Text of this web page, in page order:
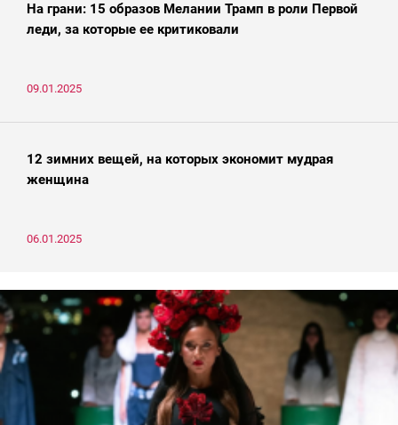
На грани: 15 образов Мелании Трамп в роли Первой
леди, за которые ее критиковали
09.01.2025
12 зимних вещей, на которых экономит мудрая
женщина
06.01.2025